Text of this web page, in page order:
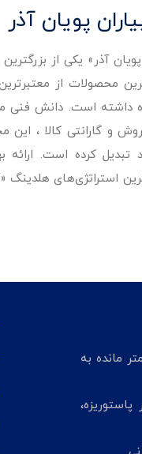
پویان آذر
پویان آذر» یکی از
داشته است. دانش فنی
و گارانتی کالا ، این
تبدیل کرده است.
استراتژی‌های هلدینگ
شعبه مرکزی: تبریز، میدان راه آهن، جاده سنتو، 200 متر مانده به